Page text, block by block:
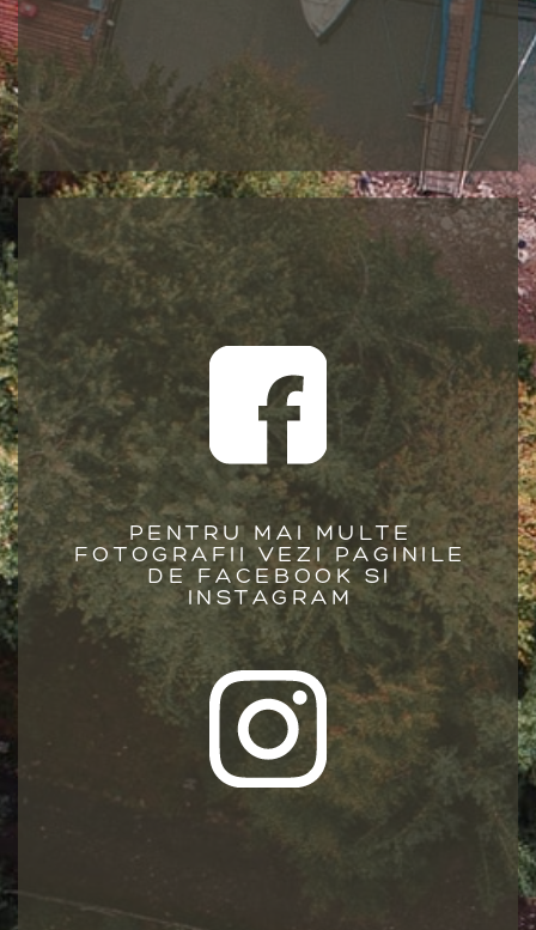
PENTRU MAI MULTE
FOTOGRAFII VEZI PAGINILE
DE FACEBOOK SI
INSTAGRAM